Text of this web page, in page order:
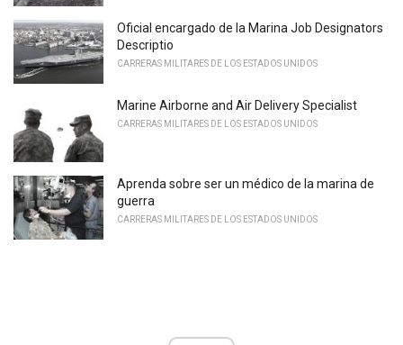
Oficial encargado de la Marina Job Designators
Descriptio
CARRERAS MILITARES DE LOS ESTADOS UNIDOS
Marine Airborne and Air Delivery Specialist
CARRERAS MILITARES DE LOS ESTADOS UNIDOS
Aprenda sobre ser un médico de la marina de
guerra
CARRERAS MILITARES DE LOS ESTADOS UNIDOS